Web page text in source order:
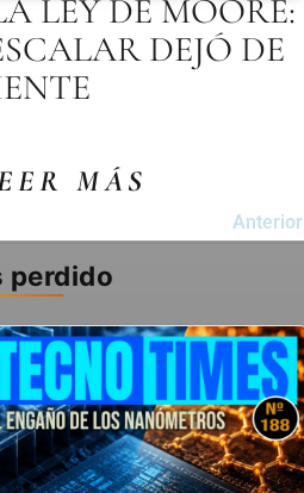
LEY DE MOORE:
DEJÓ DE
MÁS
Anterior
perdido